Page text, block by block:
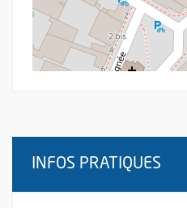
INFOS PRATIQUES